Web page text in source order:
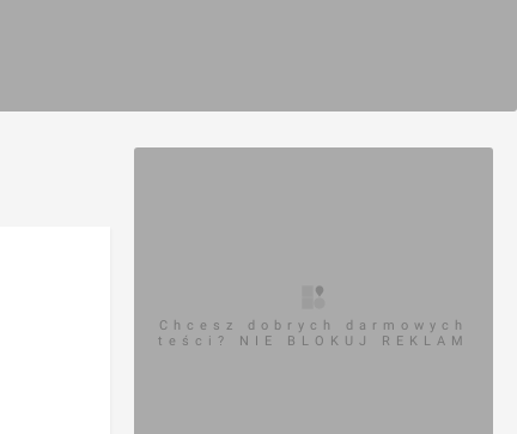
Chcesz dobrych darmowych
teści? NIE BLOKUJ REKLAM